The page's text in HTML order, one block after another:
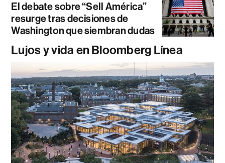
El debate sobre “Sell América”
resurge tras decisiones de
Washington que siembran dudas
Lujos y vida en Bloomberg Línea